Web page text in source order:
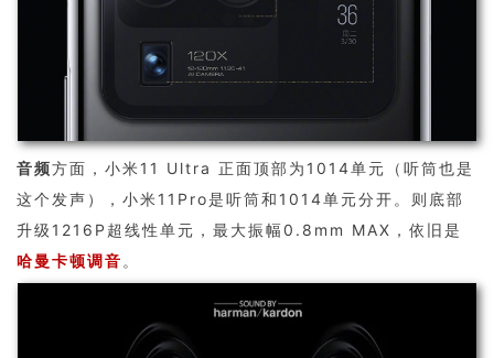
音频方面，小米11 Ultra 正面顶部为1014单元（听筒也是
这个发声），小米11Pro是听筒和1014单元分开。则底部
升级1216P超线性单元，最大振幅0.8mm MAX，依旧是
哈曼卡顿调音。